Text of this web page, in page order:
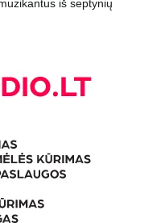
iš septynių